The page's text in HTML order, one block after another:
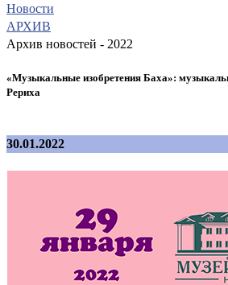
Новости
АРХИВ
Архив новостей - 2022
«Музыкальные изобретения Баха»:
Рериха
30.01.2022